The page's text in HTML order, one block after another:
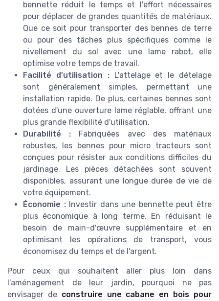
bennette réduit le temps et l'effort nécessaires
pour déplacer de grandes quantités de matériaux.
Que ce soit pour transporter des bennes de terre
ou pour des tâches plus spécifiques comme le
nivellement du sol avec une lame rabot, elle
optimise votre temps de travail.
Facilité d'utilisation :L'attelage et le dételage
sont généralement simples, permettant une
installation rapide. De plus, certaines bennes sont
dotées d'une ouverture lame réglable, offrant une
plus grande flexibilité d'utilisation.
Durabilité : Fabriquées avec des matériaux
robustes, les bennes pour micro tracteurs sont
conçues pour résister aux conditions difficiles du
jardinage. Les pièces détachées sont souvent
disponibles, assurant une longue durée de vie de
votre équipement.
Économie :Investir dans une bennette peut être
plus économique à long terme. En réduisant le
besoin de main-d'œuvre supplémentaire et en
optimisant les opérations de transport, vous
économisez du temps et de l'argent.
Pour ceux qui souhaitent aller plus loin dans
l'aménagement de leur jardin, pourquoi ne pas
envisager de construire une cabane en bois pour